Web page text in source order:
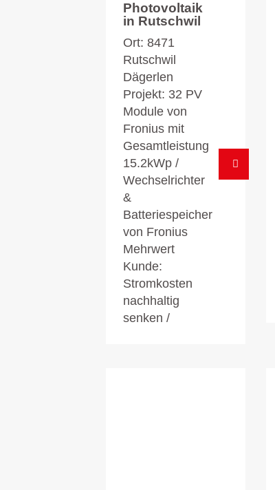
Photovoltaik
in Rutschwil
Ort: 8471
Rutschwil
Dägerlen
Projekt: 32 PV
Module von
Fronius mit
Gesamtleistung
15.2kWp /
Wechselrichter
&
Batteriespeicher
von Fronius
Mehrwert
Kunde:
Stromkosten
nachhaltig
senken /